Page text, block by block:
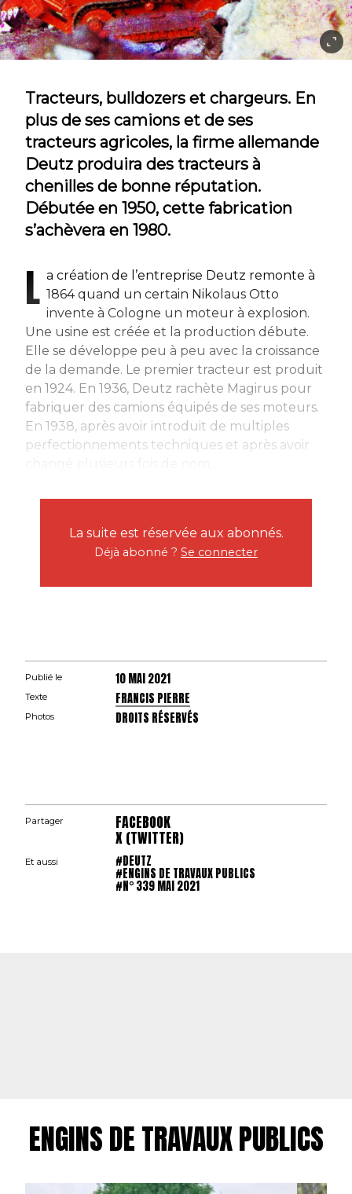
Tracteurs, bulldozers et chargeurs. En
plus de ses camions et de ses
tracteurs agricoles, la firme allemande
Deutz produira des tracteurs à
chenilles de bonne réputation.
Débutée en 1950, cette fabrication
s’achèvera en 1980.
L a création de l’entreprise Deutz remonte à
1864 quand un certain Nikolaus Otto
invente à Cologne un moteur à explosion.
Une usine est créée et la production débute.
Elle se développe peu à peu avec la croissance
de la demande. Le premier tracteur est produit
en 1924. En 1936, Deutz rachète Magirus pour
fabriquer des camions équipés de ses moteurs.
En 1938, après avoir introduit de multiples
perfectionnements techniques et après avoir
La suite est réservée aux abonnés.
Déjà abonné ? Se connecter
Publié le 10 MAI 2021
Texte FRANCIS PIERRE
Photos DROITS RÉSERVÉS
Partager FACEBOOK
X (TWITTER)
Et aussi #DEUTZ
#ENGINS DE TRAVAUX PUBLICS
#N° 339 MAI 2021
ENGINS DE TRAVAUX PUBLICS